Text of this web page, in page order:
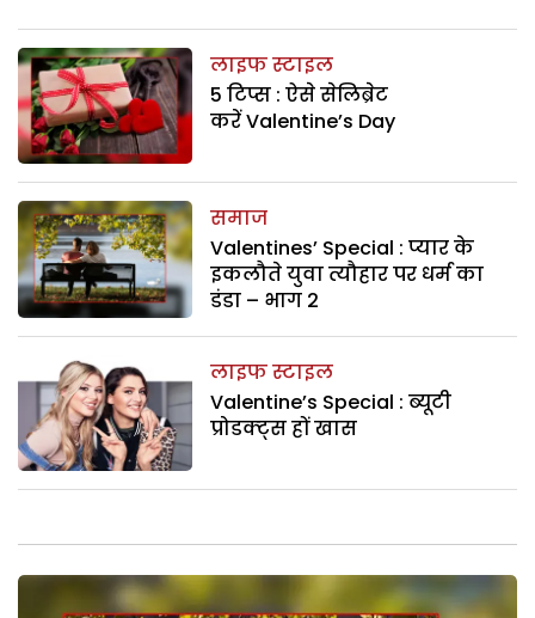
लाइफ स्टाइल
5 टिप्स : ऐसे सेलिब्रेट
करें Valentine’s Day
समाज
Valentines’ Special : प्यार के
इकलौते युवा त्यौहार पर धर्म का
डंडा – भाग 2
लाइफ स्टाइल
Valentine’s Special : ब्यूटी
प्रोडक्ट्स हों खास